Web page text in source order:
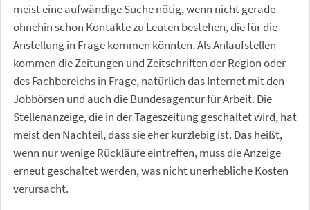
meist eine aufwändige Suche nötig, wenn nicht gerade
ohnehin schon Kontakte zu Leuten bestehen, die für die
Anstellung in Frage kommen könnten. Als Anlaufstellen
kommen die Zeitungen und Zeitschriften der Region oder
des Fachbereichs in Frage, natürlich das Internet mit den
Jobbörsen und auch die Bundesagentur für Arbeit. Die
Stellenanzeige, die in der Tageszeitung geschaltet wird, hat
meist den Nachteil, dass sie eher kurzlebig ist. Das heißt,
wenn nur wenige Rückläufe eintreffen, muss die Anzeige
erneut geschaltet werden, was nicht unerhebliche Kosten
verursacht.